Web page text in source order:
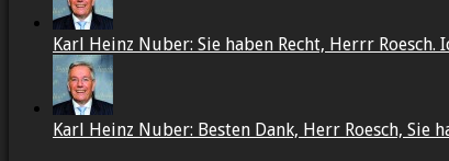
Karl Heinz Nuber: Sie haben Recht, Herrr
Karl Heinz Nuber: Besten Dank, Herr Roesch, Sie